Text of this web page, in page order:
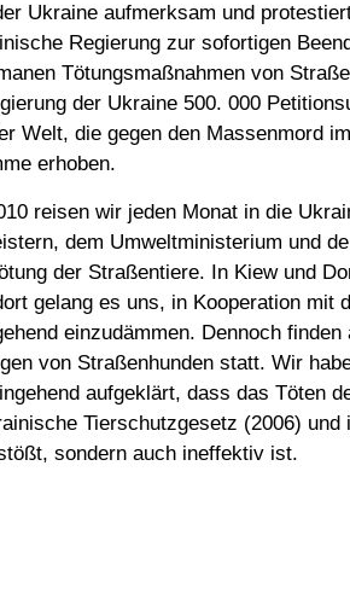
Ukraine aufmerksam und
Regierung zur sofortigen
Tötungsmaßnahmen von
der Ukraine 500. 000
Welt, die gegen den Massenmord
erhoben.
reisen wir jeden Monat in die
dem Umweltministerium und
der Straßentiere. In Kiew und
gelang es uns, in Kooperation mit
einzudämmen. Dennoch finden
von Straßenhunden statt. Wir
aufgeklärt, dass das Töten
Tierschutzgesetz (2006) und
sondern auch ineffektiv ist.